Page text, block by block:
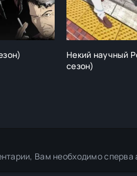
Некий научный
сезон)
Вам необходимо сперва